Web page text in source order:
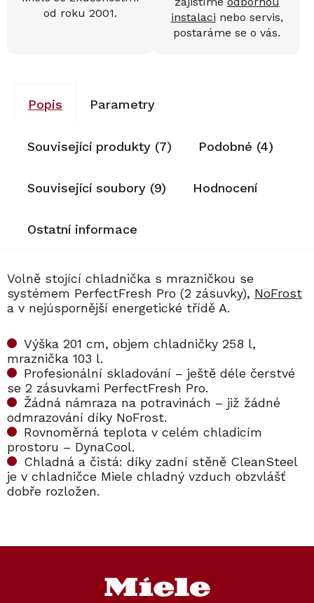
od roku 2001.
instalaci nebo servis,
postaráme se o vás.
Popis Parametry
Související produkty (7) Podobné (4)
Související soubory (9) Hodnocení
Ostatní informace
Volně stojící chladnička s mrazničkou se
systémem PerfectFresh Pro (2 zásuvky), NoFrost
a v nejúspornější energetické třídě A.
Výška 201 cm, objem chladničky 258 l,
mraznička 103 l.
Profesionální skladování – ještě déle čerstvé
se 2 zásuvkami PerfectFresh Pro.
Žádná námraza na potravinách – již žádné
odmrazování díky NoFrost.
Rovnoměrná teplota v celém chladicím
prostoru – DynaCool.
Chladná a čistá: díky zadní stěně CleanSteel
je v chladničce Miele chladný vzduch obzvlášť
dobře rozložen.